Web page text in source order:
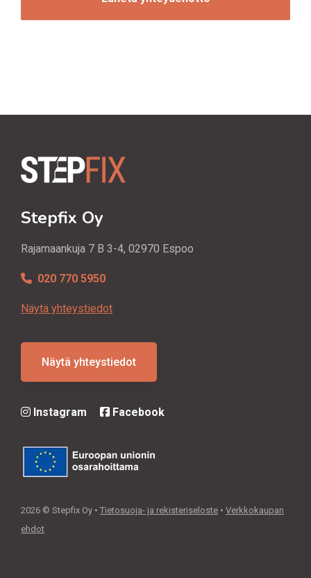
Stepfix Oy
Rajamaankuja 7 B 3-4, 02970 Espoo
020 770 5950
Näytä yhteystiedot
Näytä yhteystiedot
Instagram Facebook
2026 © Stepfix Oy • Tietosuoja- ja rekisteriseloste • Verkkokaupan
ehdot